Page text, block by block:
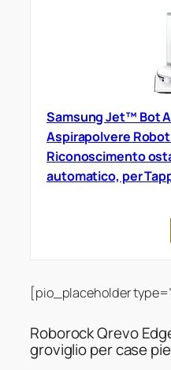
Samsung Jet™ Bot
Aspirapolvere
Riconoscimento
automatico, per
[pio_placeholder
Roborock Qrevo
groviglio per case